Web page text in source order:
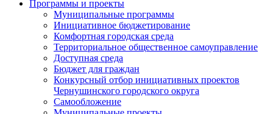
Программы и проекты
Муниципальные программы
Инициативное бюджетирование
Комфортная городская среда
Территориальное общественное самоуправление
Доступная среда
Бюджет для граждан
Конкурсный отбор инициативных проектов
Чернушинского городского округа
Самообложение